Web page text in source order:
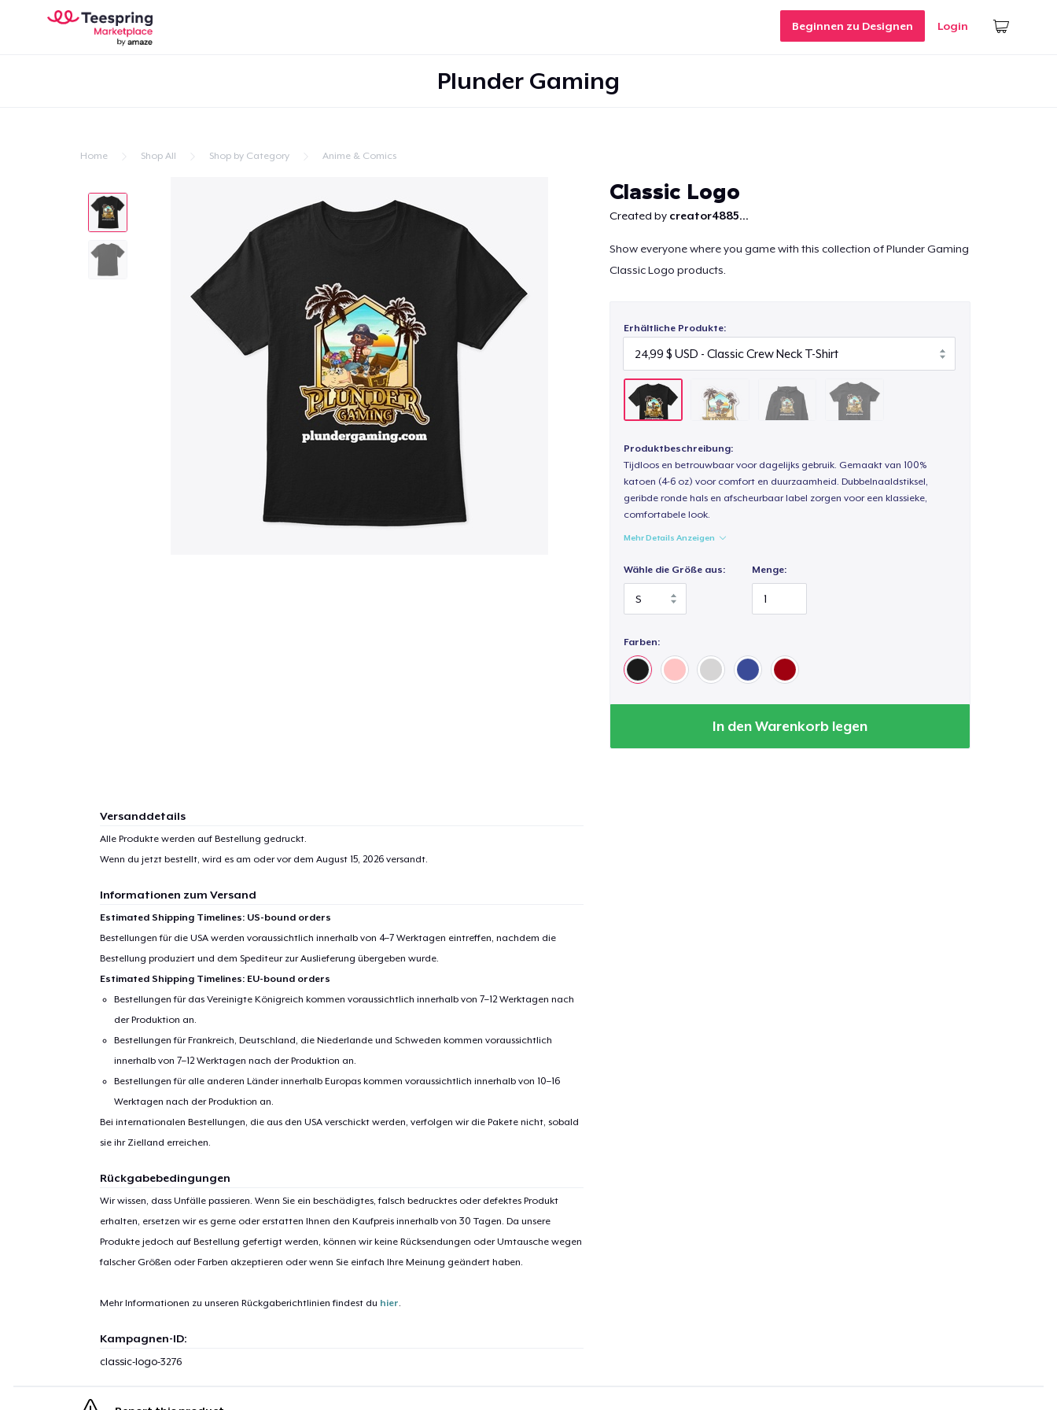
Beginnen zu Designen Login
Plunder Gaming
Home Shop All Shop by Category Anime & Comics
Classic Logo
Created by creator4885...
Show everyone where you game with this collection of Plunder Gaming
Classic Logo products.
Erhältliche Produkte:
Produktbeschreibung:
Tijdloos en betrouwbaar voor dagelijks gebruik. Gemaakt van 100%
katoen (4-6 oz) voor comfort en duurzaamheid. Dubbelnaaldstiksel,
geribde ronde hals en afscheurbaar label zorgen voor een klassieke,
comfortabele look.
Mehr Details Anzeigen
Wähle die Größe aus: Menge:
Farben:
In den Warenkorb legen
Versanddetails
Alle Produkte werden auf Bestellung gedruckt.
Wenn du jetzt bestellt, wird es am oder vor dem August 15, 2026versandt.
Informationen zum Versand
Estimated Shipping Timelines: US-bound orders
Bestellungen für die USA werden voraussichtlich innerhalb von 4–7 Werktagen eintreffen, nachdem die
Bestellung produziert und dem Spediteur zur Auslieferung übergeben wurde.
Estimated Shipping Timelines: EU-bound orders
Bestellungen für das Vereinigte Königreich kommen voraussichtlich innerhalb von 7–12 Werktagen nach
der Produktion an.
Bestellungen für Frankreich, Deutschland, die Niederlande und Schweden kommen voraussichtlich
innerhalb von 7–12 Werktagen nach der Produktion an.
Bestellungen für alle anderen Länder innerhalb Europas kommen voraussichtlich innerhalb von 10–16
Werktagen nach der Produktion an.
Bei internationalen Bestellungen, die aus den USA verschickt werden, verfolgen wir die Pakete nicht, sobald
sie ihr Zielland erreichen.
Rückgabebedingungen
Wir wissen, dass Unfälle passieren. Wenn Sie ein beschädigtes, falsch bedrucktes oder defektes Produkt
erhalten, ersetzen wir es gerne oder erstatten Ihnen den Kaufpreis innerhalb von 30 Tagen. Da unsere
Produkte jedoch auf Bestellung gefertigt werden, können wir keine Rücksendungen oder Umtausche wegen
falscher Größen oder Farben akzeptieren oder wenn Sie einfach Ihre Meinung geändert haben.
Mehr Informationen zu unseren Rückgaberichtlinien findest du hier.
Kampagnen-ID:
classic-logo-3276
24,99 $
39,99 $
Women's Classic Tee